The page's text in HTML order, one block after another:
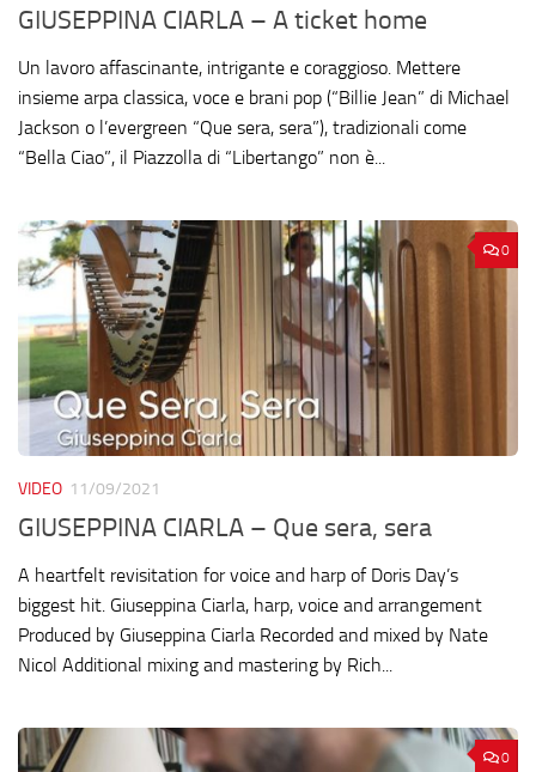
GIUSEPPINA CIARLA – A ticket home
Un lavoro affascinante, intrigante e coraggioso. Mettere
insieme arpa classica, voce e brani pop (“Billie Jean” di Michael
Jackson o l’evergreen “Que sera, sera”), tradizionali come
“Bella Ciao”, il Piazzolla di “Libertango” non è...
0
VIDEO 11/09/2021
GIUSEPPINA CIARLA – Que sera, sera
A heartfelt revisitation for voice and harp of Doris Day’s
biggest hit. Giuseppina Ciarla, harp, voice and arrangement
Produced by Giuseppina Ciarla Recorded and mixed by Nate
Nicol Additional mixing and mastering by Rich...
0